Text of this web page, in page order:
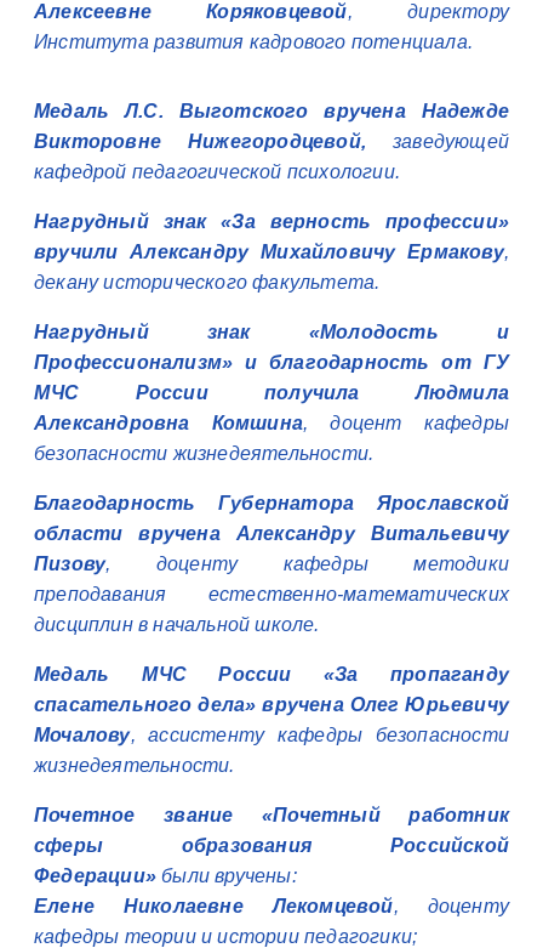
Алексеевне Коряковцевой, директору
Института развития кадрового потенциала.
Медаль Л.С. Выготского вручена Надежде
Викторовне Нижегородцевой, заведующей
кафедрой педагогической психологии.
Нагрудный знак «За верность профессии»
вручили Александру Михайловичу Ермакову,
декану исторического факультета.
Нагрудный знак «Молодость и
Профессионализм» и благодарность от ГУ
МЧС России получила Людмила
Александровна Комшина, доцент кафедры
безопасности жизнедеятельности.
Благодарность Губернатора Ярославской
области вручена Александру Витальевичу
Пизову, доценту кафедры методики
преподавания естественно-математических
дисциплин в начальной школе.
Медаль МЧС России «За пропаганду
спасательного дела» вручена Олег Юрьевичу
Мочалову, ассистенту кафедры безопасности
жизнедеятельности.
Почетное звание «Почетный работник
сферы образования Российской
Федерации» были вручены:
Елене Николаевне Лекомцевой, доценту
кафедры теории и истории педагогики;